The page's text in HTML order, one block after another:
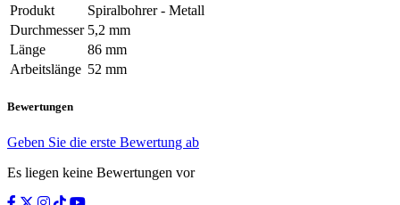
Produkt
Spiralbohrer - Metall
Durchmesser 5,2 mm
Länge
86 mm
Arbeitslänge 52 mm
Bewertungen
Geben Sie die erste Bewertung ab
Es liegen keine Bewertungen vor